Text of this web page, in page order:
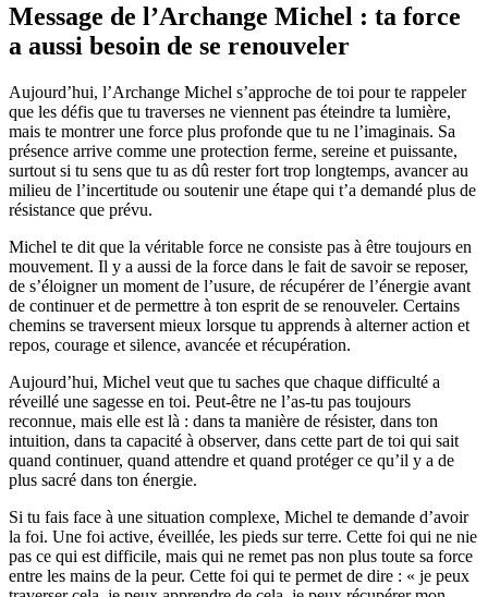
Message de l’Archange Michel : ta force
a aussi besoin de se renouveler
Aujourd’hui, l’Archange Michel s’approche de toi pour te rappeler
que les défis que tu traverses ne viennent pas éteindre ta lumière,
mais te montrer une force plus profonde que tu ne l’imaginais. Sa
présence arrive comme une protection ferme, sereine et puissante,
surtout si tu sens que tu as dû rester fort trop longtemps, avancer au
milieu de l’incertitude ou soutenir une étape qui t’a demandé plus de
résistance que prévu.
Michel te dit que la véritable force ne consiste pas à être toujours en
mouvement. Il y a aussi de la force dans le fait de savoir se reposer,
de s’éloigner un moment de l’usure, de récupérer de l’énergie avant
de continuer et de permettre à ton esprit de se renouveler. Certains
chemins se traversent mieux lorsque tu apprends à alterner action et
repos, courage et silence, avancée et récupération.
Aujourd’hui, Michel veut que tu saches que chaque difficulté a
réveillé une sagesse en toi. Peut-être ne l’as-tu pas toujours
reconnue, mais elle est là : dans ta manière de résister, dans ton
intuition, dans ta capacité à observer, dans cette part de toi qui sait
quand continuer, quand attendre et quand protéger ce qu’il y a de
plus sacré dans ton énergie.
Si tu fais face à une situation complexe, Michel te demande d’avoir
la foi. Une foi active, éveillée, les pieds sur terre. Cette foi qui ne nie
pas ce qui est difficile, mais qui ne remet pas non plus toute sa force
entre les mains de la peur. Cette foi qui te permet de dire : « je peux